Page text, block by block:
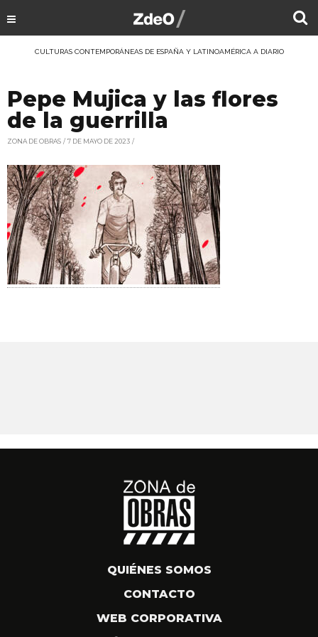
CULTURAS CONTEMPORÁNEAS DE ESPAÑA Y LATINOAMÉRICA A DIARIO
Pepe Mujica y las flores
de la guerrilla
ZONA DE OBRAS 7 DE MAYO DE 2023
QUIÉNES SOMOS
CONTACTO
WEB CORPORATIVA